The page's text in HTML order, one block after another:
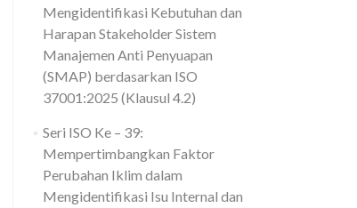
Mengidentifikasi Kebutuhan dan
Harapan Stakeholder Sistem
Manajemen Anti Penyuapan
(SMAP) berdasarkan ISO
37001:2025 (Klausul 4.2)
Seri ISO Ke – 39:
Mempertimbangkan Faktor
Perubahan Iklim dalam
Mengidentifikasi Isu Internal dan